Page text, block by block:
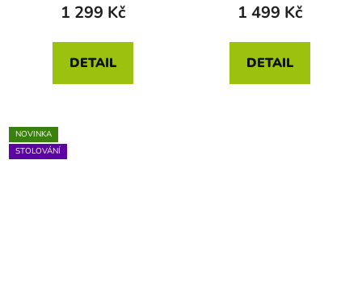
1 299 Kč
DETAIL
1 499 Kč
DETAIL
NOVINKA
STOLOVÁNÍ